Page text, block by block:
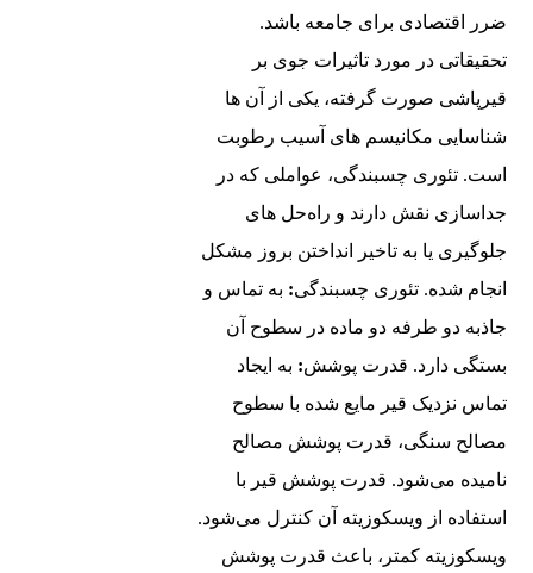
ضرر اقتصادی برای جامعه باشد.
تحقیقاتی در مورد تاثیرات جوی بر
قیرپاشی صورت گرفته، یکی از آن ‌ها
شناسایی مکانیسم ‌های آسیب رطوبت
است. تئوری چسبندگی، عواملی که در
جداسازی نقش دارند و راه‌حل ‌های
جلوگیری یا به تاخیر انداختن بروز مشکل
انجام شده. تئوری چسبندگی: به تماس و
جاذبه دو طرفه دو ماده در سطوح آن
بستگی دارد. قدرت پوشش: به ایجاد
تماس نزدیک قیر مایع شده با سطوح
مصالح سنگی، قدرت پوشش مصالح
نامیده می‌شود. قدرت پوشش قیر با
استفاده از ویسکوزیته آن کنترل می‌شود.
ویسکوزیته کمتر، باعث قدرت پوشش